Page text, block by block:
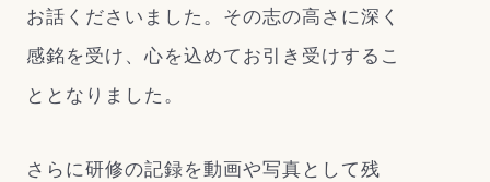
お話くださいました。その志の高さに深く
感銘を受け、心を込めてお引き受けするこ
ととなりました。
さらに研修の記録を動画や写真として残